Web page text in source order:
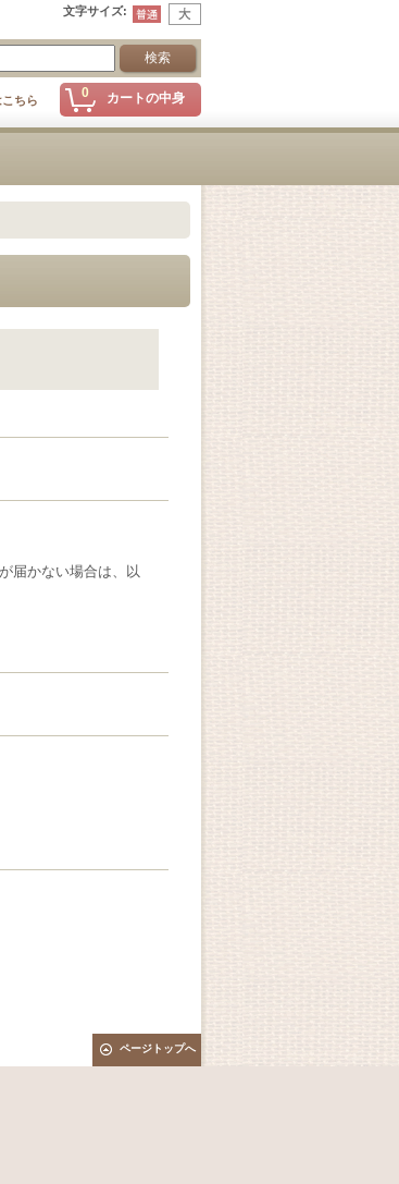
文字サイズ:
0 カートの中身
ちら
届かない場合は、以
ページトップへ